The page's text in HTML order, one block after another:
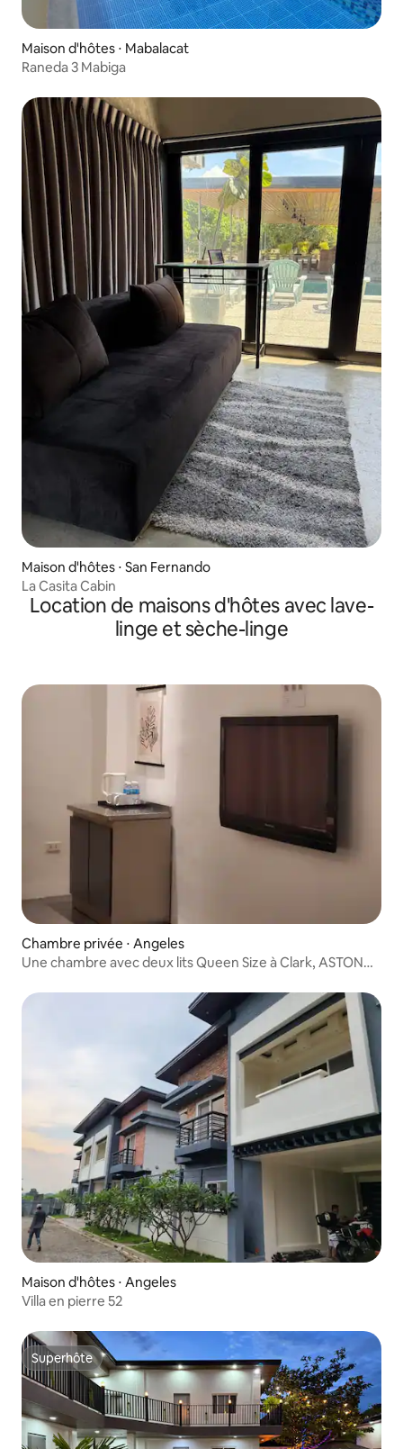
Maison d'hôtes ⋅ Mabalacat
Raneda 3 Mabiga
Maison d'hôtes ⋅ San Fernando
La Casita Cabin
Location de maisons d'hôtes avec lave-
linge et sèche-linge
Chambre privée ⋅ Angeles
Une chambre avec deux lits Queen Size à Clark, ASTON
Maison d'hôtes ⋅ Angeles
Villa en pierre 52
Superhôte
Superhôte